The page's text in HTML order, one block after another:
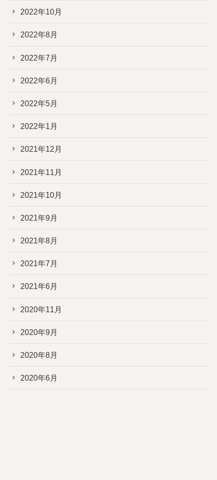
2022年10月
2022年8月
2022年7月
2022年6月
2022年5月
2022年1月
2021年12月
2021年11月
2021年10月
2021年9月
2021年8月
2021年7月
2021年6月
2020年11月
2020年9月
2020年8月
2020年6月